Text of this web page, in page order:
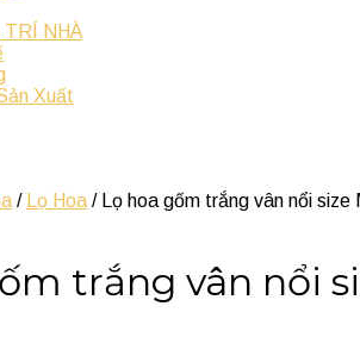
TRÍ NHÀ
Xuất
/ Lọ Hoa / Lọ hoa gốm trắng vân nổi size
trắng vân nổi